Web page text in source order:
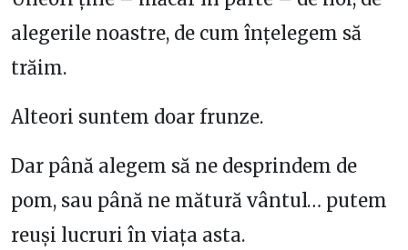
alegerile noastre, de cum înțelegem să
trăim.
Alteori suntem doar frunze.
Dar până alegem să ne desprindem de
pom, sau până ne mătură vântul… putem
reuși lucruri în viața asta.